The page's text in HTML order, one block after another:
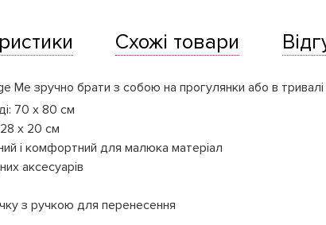
Схожі товари
Me зручно брати з собою на прогулянки або в тривалі
70 х 80 см
х 20 см
і комфортний для малюка матеріал
аксесуарів
з ручкою для перенесення